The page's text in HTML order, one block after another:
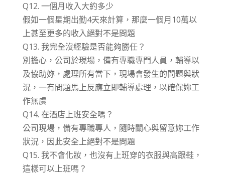
Q12. 一個月收入大約多少
假如一個星期出勤4天來計算，那麼一個月10萬以
上甚至更多的收入絕對不是問題
Q13. 我完全沒經驗是否能夠勝任？
別擔心，公司於現場，備有專職專門人員，輔導以
及協助妳，處理所有當下，現場會發生的問題與狀
況，一有問題馬上反應立即輔導處理，以確保妳工
作無虞
Q14. 在酒店上班安全嗎？
公司現場，備有專職專人，隨時關心與留意妳工作
狀況，因此安全上絕對不是問題
Q15. 我不會化妝，也沒有上班穿的衣服與高跟鞋，
這樣可以上班嗎？